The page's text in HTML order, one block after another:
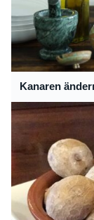
Kanaren